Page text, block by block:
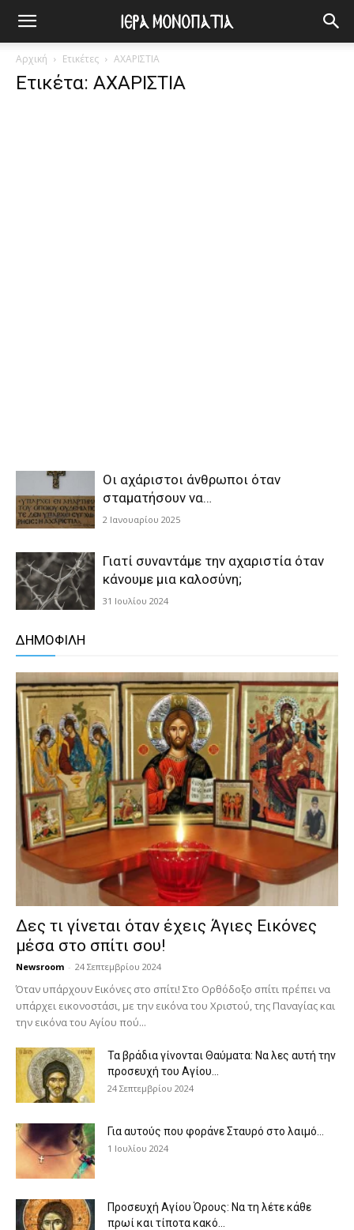
Αρχική Ετικέτες ΑΧΑΡΙΣΤΙΑ
Ετικέτα: ΑΧΑΡΙΣΤΙΑ
Οι αχάριστοι άνθρωποι όταν
σταματήσουν να…
2 Ιανουαρίου 2025
Γιατί συναντάμε την αχαριστία όταν
κάνουμε μια καλοσύνη;
31 Ιουλίου 2024
ΔΗΜΟΦΙΛΗ
Δες τι γίνεται όταν έχεις Άγιες Εικόνες
μέσα στο σπίτι σου!
Newsroom - 24 Σεπτεμβρίου 2024
Όταν υπάρχουν Εικόνες στο σπίτι! Στο Ορθόδοξο σπίτι πρέπει να
υπάρχει εικονοστάσι, με την εικόνα του Χριστού, της Παν­αγίας και
την εικόνα του Αγίου πού...
Τα βράδια γίνονται Θαύματα: Να λες αυτή την
προσευχή του Αγίου...
24 Σεπτεμβρίου 2024
Για αυτούς που φοράνε Σταυρό στο λαιμό…
1 Ιουλίου 2024
Προσευχή Αγίου Όρους: Να τη λέτε κάθε
πρωί και τίποτα κακό...